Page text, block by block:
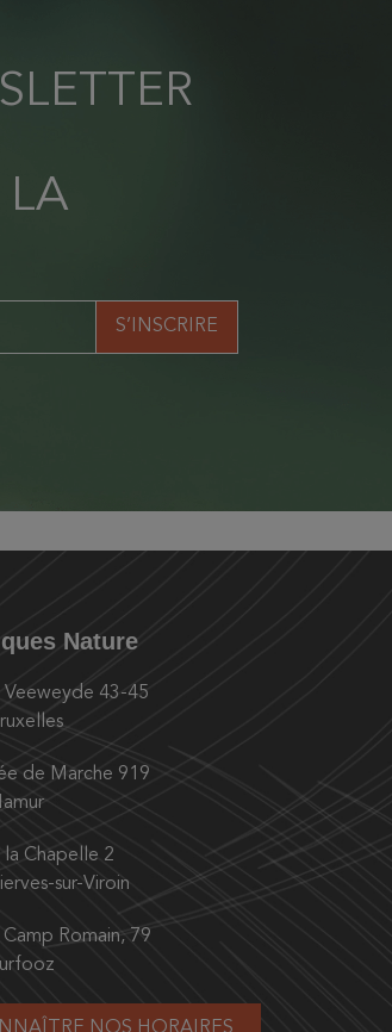
LA
Nature
Veeweyde 43-45
de Marche 919
la Chapelle 2
sur-Viroin
Camp Romain, 79